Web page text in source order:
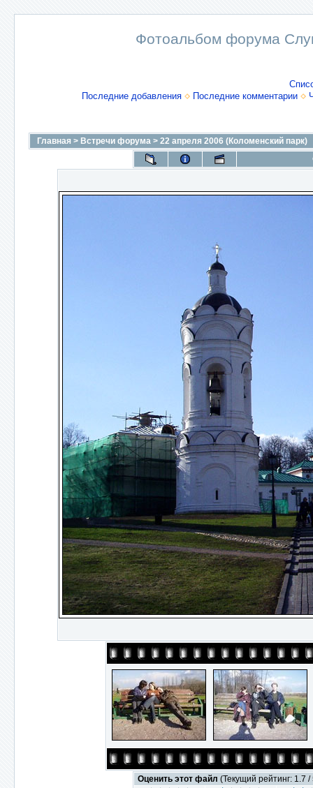
Фотоальбом форума
Последние добавления
Последние комментарии
Главная > Встречи форума > 22 апреля 2006 (Коломенский парк)
Оценить этот файл (Текущий рейтинг: 1.7 /